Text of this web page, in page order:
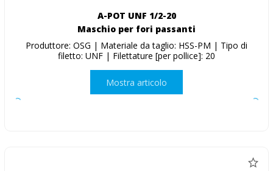
A-POT UNF 1/2-20
Maschio per fori passanti
Produttore: OSG | Materiale da taglio: HSS-PM | Tipo di
filetto: UNF | Filettature [per pollice]: 20
Mostra articolo